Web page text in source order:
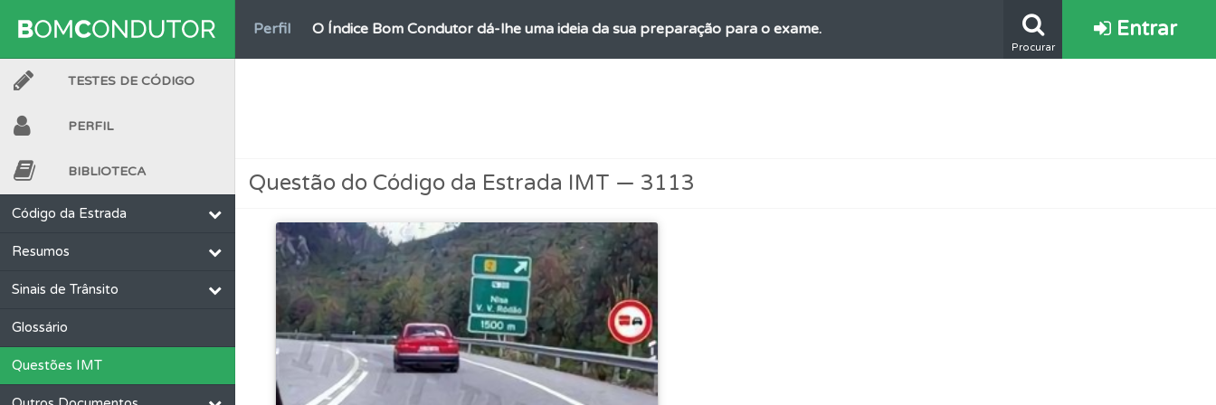
Perfil O Índice Bom Condutor dá-lhe uma ideia da sua preparação para o exame.
Perfil Veja os temas onde tem mais dificuldades no seu perfil.
Conta Crie uma conta para não perder as suas estatísticas.
Questões Consulte as explicações das questões para esclarecimentos adicionais.
Procurar
Entrar
TESTES DE CÓDIGO
PERFIL
BIBLIOTECA
Código da Estrada
Resumos
Sinais de Trânsito
Glossário
Questões IMT
Questão do Código da Estrada IMT — 3113